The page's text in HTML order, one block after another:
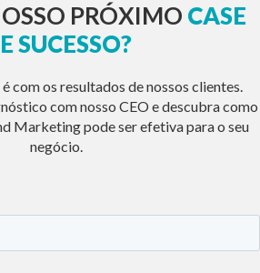
PRÓXIMO CASE
SUCESSO?
com os resultados de nossos clientes.
com nosso CEO e descubra como
Marketing pode ser efetiva para o seu
negócio.